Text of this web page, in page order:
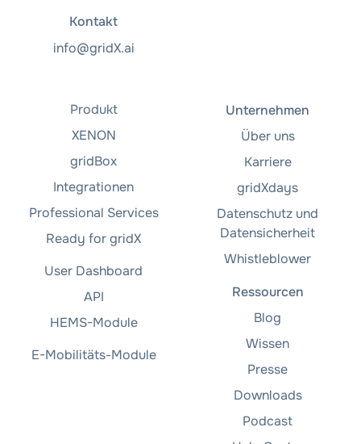
Kontakt
info@gridX.ai
Produkt
XENON
gridBox
Integrationen
Professional Services
Ready for gridX
User Dashboard
API
HEMS-Module
E-Mobilitäts-Module
Unternehmen
Über uns
Karriere
gridXdays
Datenschutz und
Datensicherheit
Whistleblower
Ressourcen
Blog
Wissen
Presse
Downloads
Podcast